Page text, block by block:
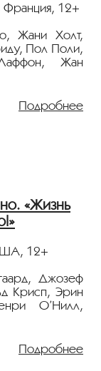
Франция, 12+
Жани Холт,
Пол Поли,
Жан
немецком
последнем
" ЖИЗНЬ
мыть руки,
средства
до и во
Подробнее
«Жизнь
12+
Джозеф
Крисп, Эрин
О’Нилл,
оригинала с
Подробнее